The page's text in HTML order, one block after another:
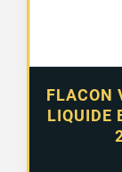
FLACON
LIQUIDE